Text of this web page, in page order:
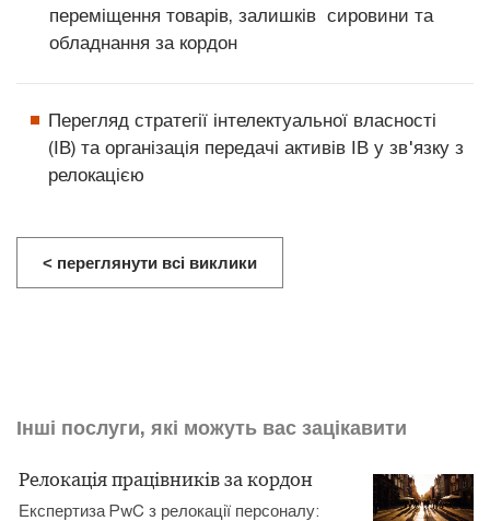
переміщення товарів, залишків сировини та
обладнання за кордон
Перегляд стратегії інтелектуальної власності
(ІВ) та організація передачі активів ІВ у зв'язку з
релокацією
< переглянути всі виклики
Інші послуги, які можуть вас зацікавити
Релокація працівників за кордон
Експертиза PwC з релокації персоналу: